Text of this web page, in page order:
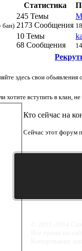
Статистика
бан)
245 Темы
2173 Сообщения
10 Темы
68 Сообщения
здесь свои
хотите вступить в клан,
Кто сейчас на
Сейчас этот форум